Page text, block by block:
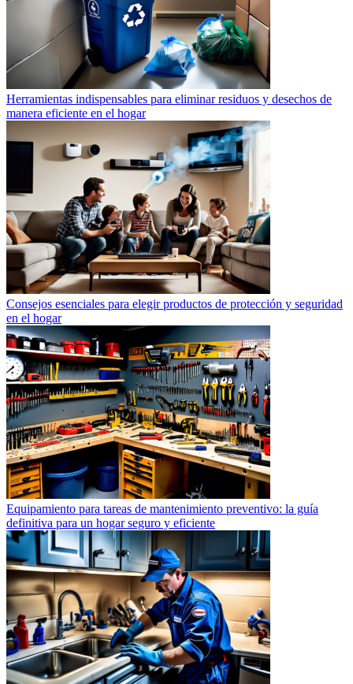
Herramientas indispensables para eliminar residuos y desechos de
manera eficiente en el hogar
Consejos esenciales para elegir productos de protección y seguridad
en el hogar
Equipamiento para tareas de mantenimiento preventivo: la guía
definitiva para un hogar seguro y eficiente